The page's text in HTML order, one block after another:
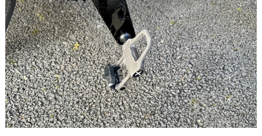
Tous
les
jours,
votre
actualité
vélo
et
triathlon